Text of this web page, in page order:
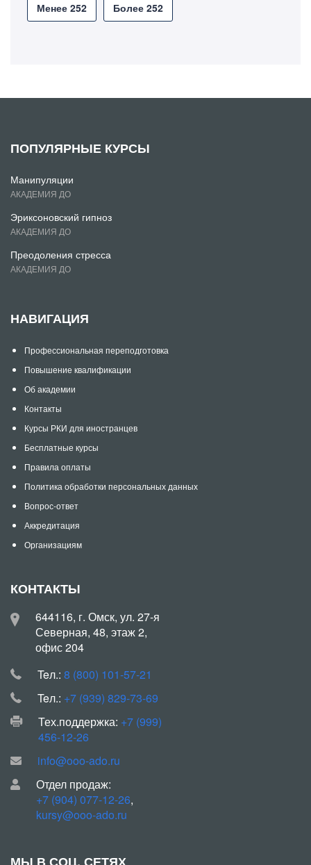
Менее 252 Более 252
ПОПУЛЯРНЫЕ КУРСЫ
Манипуляции
АКАДЕМИЯ ДО
Эриксоновский гипноз
АКАДЕМИЯ ДО
Преодоления стресса
АКАДЕМИЯ ДО
НАВИГАЦИЯ
Профессиональная переподготовка
Повышение квалификации
Об академии
Контакты
Курсы РКИ для иностранцев
Бесплатные курсы
Правила оплаты
Политика обработки персональных данных
Вопрос-ответ
Аккредитация
Организациям
КОНТАКТЫ
644116, г. Омск, ул. 27-я
Северная, 48, этаж 2,
офис 204
Teл.: 8 (800) 101-57-21
Teл.: +7 (939) 829-73-69
Тех.поддержка: +7 (999)
456-12-26
info@ooo-ado.ru
Отдел продаж:
+7 (904) 077-12-26,
kursy@ooo-ado.ru
МЫ В СОЦ. СЕТЯХ